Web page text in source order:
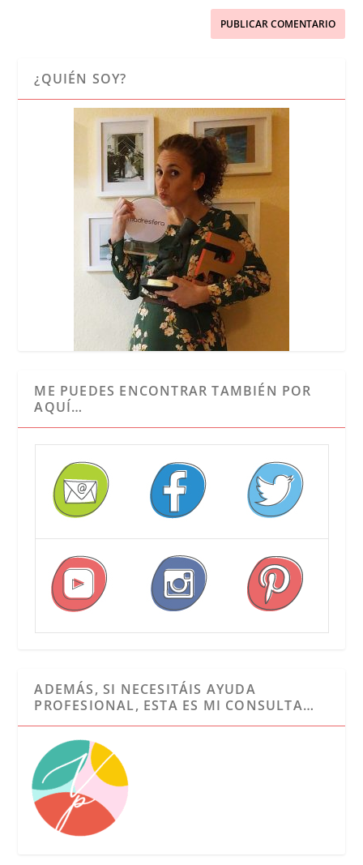
¿QUIÉN SOY?
ME PUEDES ENCONTRAR TAMBIÉN POR
AQUÍ…
ADEMÁS, SI NECESITÁIS AYUDA
PROFESIONAL, ESTA ES MI CONSULTA…